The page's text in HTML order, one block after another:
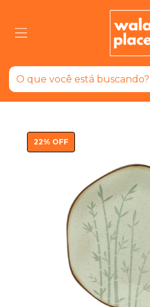
22% OFF